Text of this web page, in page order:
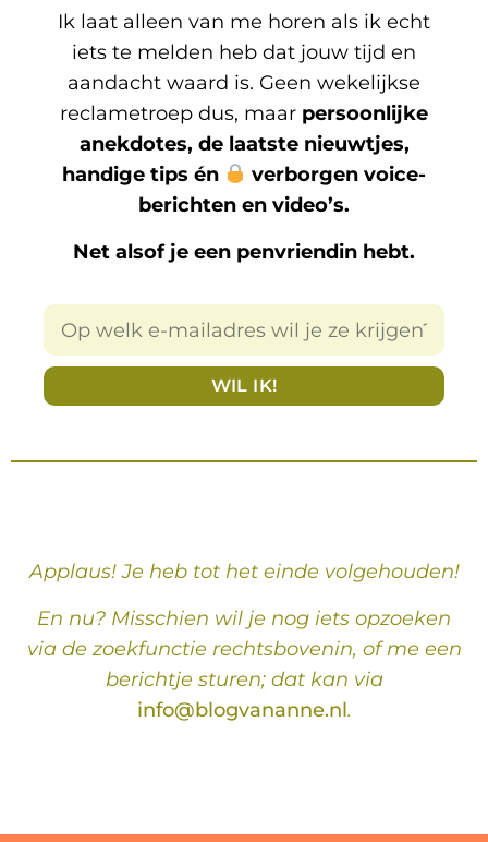
Ik laat alleen van me horen als ik echt
iets te melden heb dat jouw tijd en
aandacht waard is. Geen wekelijkse
reclametroep dus, maar persoonlijke
anekdotes, de laatste nieuwtjes,
handige tips én
verborgen voice-
berichten en video’s.
Net alsof je een penvriendin hebt.
WIL IK!
Applaus! Je heb tot het einde volgehouden!
En nu? Misschien wil je nog iets opzoeken
via de zoekfunctie rechtsbovenin, of me een
berichtje sturen; dat kan via
info@blogvananne.nl.